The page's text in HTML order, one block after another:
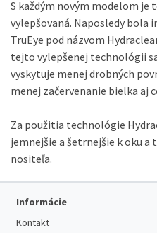
S každým novým modelom je
vylepšovaná. Naposledy bola
TruEye pod názvom
tejto vylepšenej technológii
vyskytuje menej drobných
menej začervenanie bielka aj
Za použitia technológie
jemnejšie a šetrnejšie k oku a
nositeľa.
Informácie
Kontakt